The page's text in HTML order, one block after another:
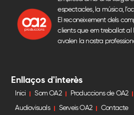
espectacles, la música,
El reconeixement dels
clients que em treballat al
avalen la nostra
Enllaços d'interès
Inici Som OA2 Produccions de OA2
Audiovisuals Serveis OA2 Contacte